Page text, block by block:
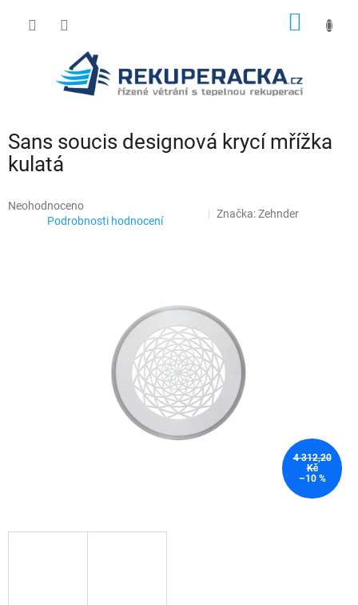
Sans soucis designová krycí mřížka
kulatá
Průměrné
hodnocení
Neohodnoceno
Podrobnosti hodnocení
Značka:Zehnder
4 312,20
Kč
–10 %